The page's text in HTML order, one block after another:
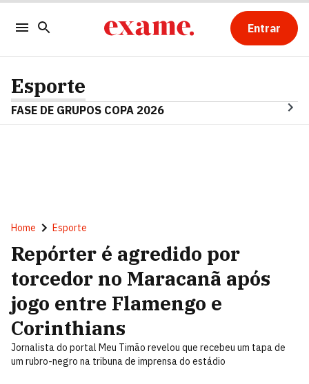
Entrar
Esporte
FASE DE GRUPOS COPA 2026
Home Esporte
Repórter é agredido por
torcedor no Maracanã após
jogo entre Flamengo e
Corinthians
Jornalista do portal Meu Timão revelou que recebeu um tapa de
um rubro-negro na tribuna de imprensa do estádio